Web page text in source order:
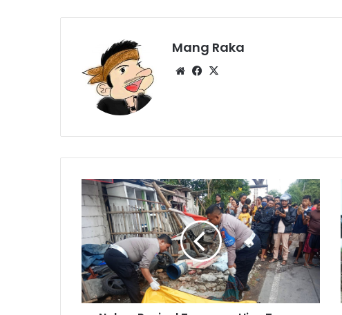
Mang Raka
WebsiteFacebook
Nahas
Penjual
Tanaman
Hias
Tewas